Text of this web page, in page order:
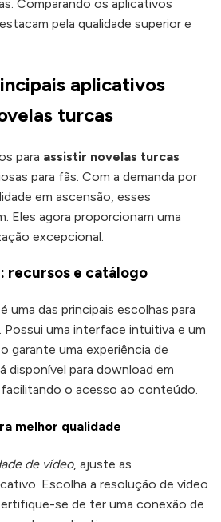
Comparando os aplicativos
pela qualidade superior e
aplicativos
turcas
para assistir novelas turcas
para fãs. Com a demanda por
em ascensão, esses
Eles agora proporcionam uma
excepcional.
recursos e catálogo
é uma das principais escolhas para
Possui uma interface intuitiva e um
garante uma experiência de
disponível para download em
o acesso ao conteúdo.
melhor qualidade
de vídeo, ajuste as
Escolha a resolução de vídeo
se de ter uma conexão de